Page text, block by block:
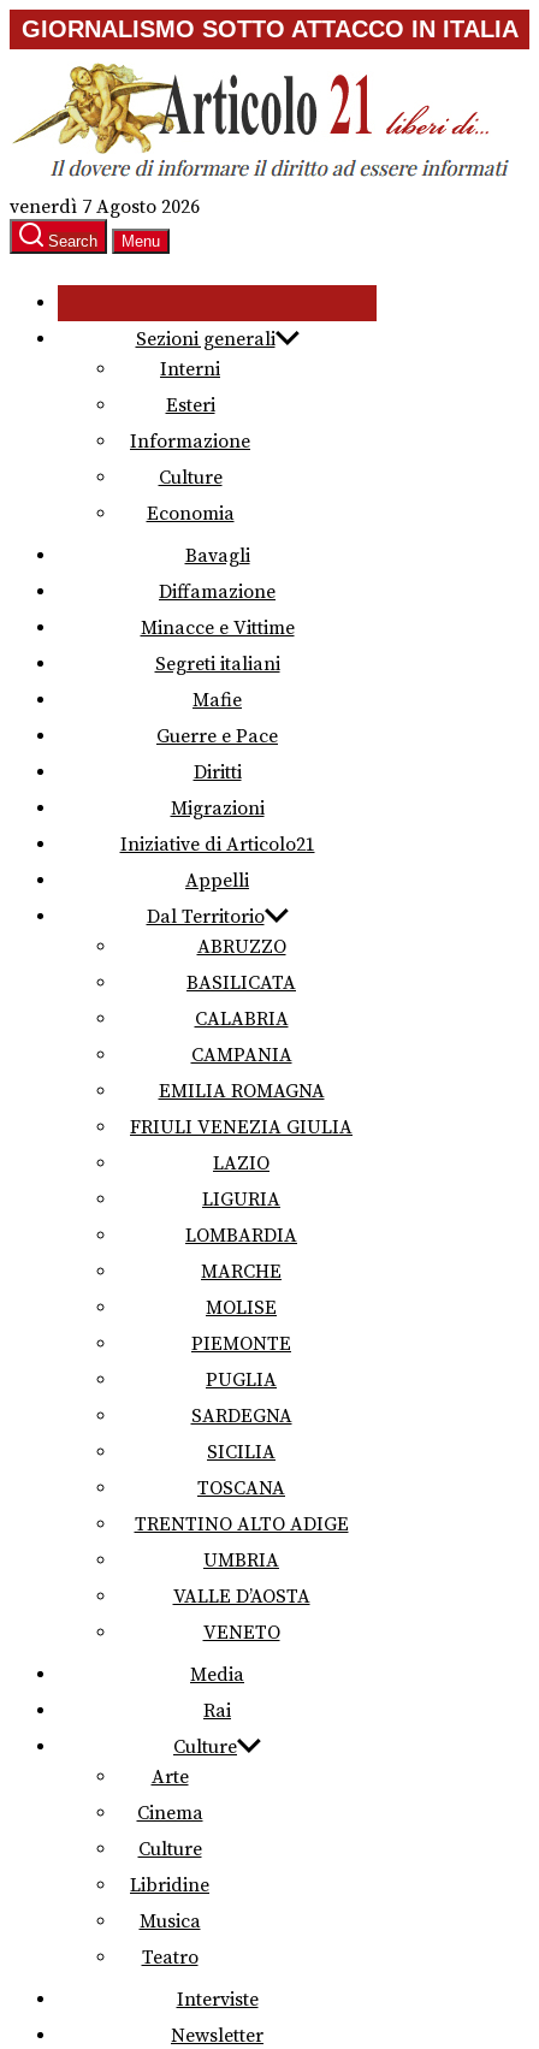
Skip
to
content
GIORNALISMO SOTTO ATTACCO IN ITALIA
venerdì 7 Agosto 2026
Search Menu
Sezioni generali
Interni
Esteri
Informazione
Culture
Economia
Bavagli
Diffamazione
Minacce e Vittime
Segreti italiani
Mafie
Guerre e Pace
Diritti
Migrazioni
Iniziative di Articolo21
Appelli
Dal Territorio
ABRUZZO
BASILICATA
CALABRIA
CAMPANIA
EMILIA ROMAGNA
FRIULI VENEZIA GIULIA
LAZIO
LIGURIA
LOMBARDIA
MARCHE
MOLISE
PIEMONTE
PUGLIA
SARDEGNA
SICILIA
TOSCANA
TRENTINO ALTO ADIGE
UMBRIA
VALLE D’AOSTA
VENETO
Media
Rai
Culture
Arte
Cinema
Culture
Libridine
Musica
Teatro
Interviste
Newsletter